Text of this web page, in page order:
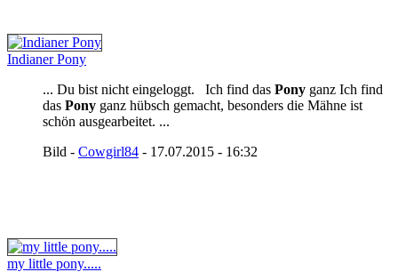
Indianer Pony
... Du bist nicht eingeloggt. Ich find das Pony ganz Ich find
das Pony ganz hübsch gemacht, besonders die Mähne ist
schön ausgearbeitet. ...
Bild - Cowgirl84 - 17.07.2015 - 16:32
my little pony.....